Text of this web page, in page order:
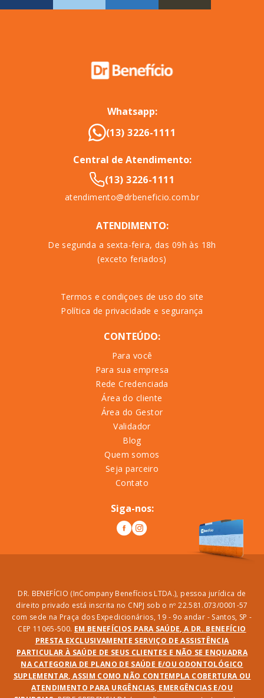
Whatsapp:
(13) 3226-1111
Central de Atendimento:
(13) 3226-1111
atendimento@drbeneficio.com.br
ATENDIMENTO:
De segunda a sexta-feira, das 09h às 18h
(exceto feriados)
Termos e condiçoes de uso do site
Política de privacidade e segurança
CONTEÚDO:
Para você
Para sua empresa
Rede Credenciada
Área do cliente
Área do Gestor
Validador
Blog
Quem somos
Seja parceiro
Contato
Siga-nos:
DR. BENEFÍCIO (InCompany Benefícios LTDA.), pessoa jurídica de
direito privado está inscrita no CNPJ sob o nº 22.581.073/0001-57
com sede na Praça dos Expedicionários, 19 - 9o andar - Santos, SP -
CEP 11065-500. EM BENEFÍCIOS PARA SAÚDE, A DR. BENEFÍCIO
PRESTA EXCLUSIVAMENTE SERVIÇO DE ASSISTÊNCIA
PARTICULAR À SAÚDE DE SEUS CLIENTES E NÃO SE ENQUADRA
NA CATEGORIA DE PLANO DE SAÚDE E/OU ODONTOLÓGICO
SUPLEMENTAR, ASSIM COMO NÃO CONTEMPLA COBERTURA OU
ATENDIMENTO PARA URGÊNCIAS, EMERGÊNCIAS E/OU